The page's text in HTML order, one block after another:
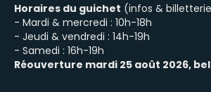
Horaires du guichet (infos &
- Mardi & mercredi : 10h-18h
- Jeudi & vendredi : 14h-19h
- Samedi : 16h-19h
Réouverture mardi 25 août 2026,